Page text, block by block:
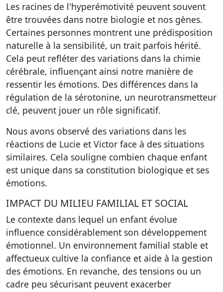
Les racines de l'hyperémotivité peuvent souvent
être trouvées dans notre biologie et nos gènes.
Certaines personnes montrent une prédisposition
naturelle à la sensibilité, un trait parfois hérité.
Cela peut refléter des variations dans la chimie
cérébrale, influençant ainsi notre manière de
ressentir les émotions. Des différences dans la
régulation de la sérotonine, un neurotransmetteur
clé, peuvent jouer un rôle significatif.
Nous avons observé des variations dans les
réactions de Lucie et Victor face à des situations
similaires. Cela souligne combien chaque enfant
est unique dans sa constitution biologique et ses
émotions.
IMPACT DU MILIEU FAMILIAL ET SOCIAL
Le contexte dans lequel un enfant évolue
influence considérablement son développement
émotionnel. Un environnement familial stable et
affectueux cultive la confiance et aide à la gestion
des émotions. En revanche, des tensions ou un
cadre peu sécurisant peuvent exacerber